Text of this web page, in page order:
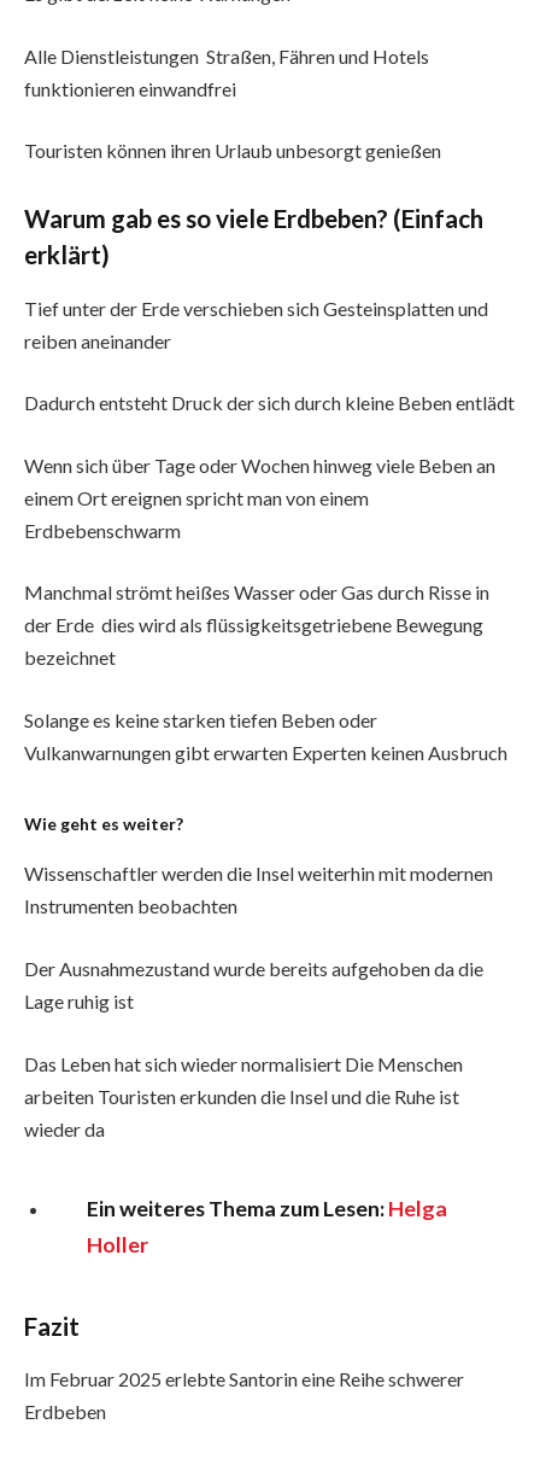
Alle Dienstleistungen Straßen, Fähren und Hotels
funktionieren einwandfrei
Touristen können ihren Urlaub unbesorgt genießen
Warum gab es so viele Erdbeben? (Einfach
erklärt)
Tief unter der Erde verschieben sich Gesteinsplatten und
reiben aneinander
Dadurch entsteht Druck der sich durch kleine Beben entlädt
Wenn sich über Tage oder Wochen hinweg viele Beben an
einem Ort ereignen spricht man von einem
Erdbebenschwarm
Manchmal strömt heißes Wasser oder Gas durch Risse in
der Erde dies wird als flüssigkeitsgetriebene Bewegung
bezeichnet
Solange es keine starken tiefen Beben oder
Vulkanwarnungen gibt erwarten Experten keinen Ausbruch
Wie geht es weiter?
Wissenschaftler werden die Insel weiterhin mit modernen
Instrumenten beobachten
Der Ausnahmezustand wurde bereits aufgehoben da die
Lage ruhig ist
Das Leben hat sich wieder normalisiert Die Menschen
arbeiten Touristen erkunden die Insel und die Ruhe ist
wieder da
Ein weiteres Thema zum Lesen:Helga
Holler
Fazit
Im Februar 2025 erlebte Santorin eine Reihe schwerer
Erdbeben